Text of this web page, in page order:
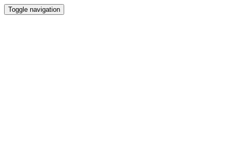
Toggle navigation